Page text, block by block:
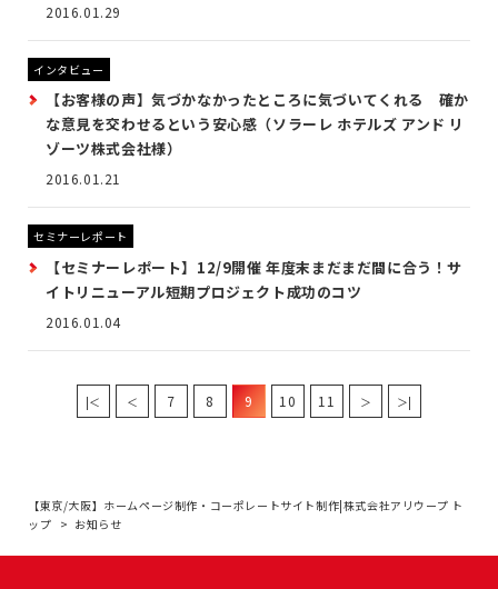
2016.01.29
インタビュー
【お客様の声】気づかなかったところに気づいてくれる 確か
な意見を交わせるという安心感（ソラーレ ホテルズ アンド リ
ゾーツ株式会社様）
2016.01.21
セミナーレポート
【セミナーレポート】12/9開催 年度末まだまだ間に合う！サ
イトリニューアル短期プロジェクト成功のコツ
2016.01.04
|＜ ＜ 7 8 9 10 11 ＞ ＞|
【東京/大阪】ホームページ制作・コーポレートサイト制作|株式会社アリウープ ト
ップ
お知らせ